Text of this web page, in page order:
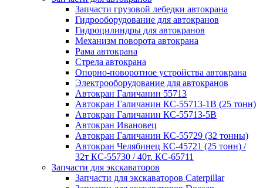
Запчасти грузовой лебедки автокрана
Гидрооборудование для автокранов
Гидроцилиндры для автокранов
Механизм поворота автокрана
Рама автокрана
Стрела автокрана
Опорно-поворотное устройства автокрана
Электрооборудование для автокранов
Автокран Галичанин 55713
Автокран Галичанин КС-55713-1В (25 тонн)
Автокран Галичанин КС-55713-5В
Автокран Ивановец
Автокран Галичанин КС-55729 (32 тонны)
Автокран Челябинец КС-45721 (25 тонн) /
32т КС-55730 / 40т. КС-65711
Запчасти для экскаваторов
Запчасти для экскаваторов Caterpillar